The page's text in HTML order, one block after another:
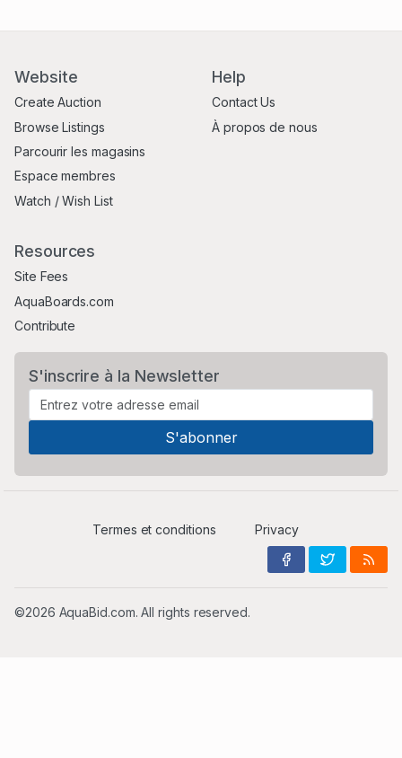
Website
Create Auction
Browse Listings
Parcourir les magasins
Espace membres
Watch / Wish List
Help
Contact Us
À propos de nous
Resources
Site Fees
AquaBoards.com
Contribute
S'inscrire à la Newsletter
Termes et conditions Privacy
©2026 AquaBid.com. All rights reserved.